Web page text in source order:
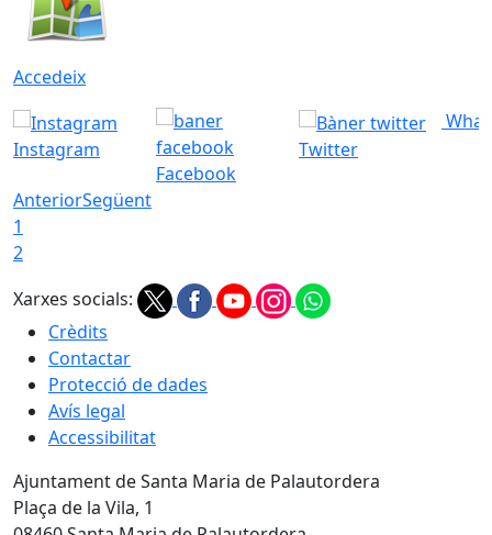
Accedeix
Instagram
Facebook
Twitter
AnteriorSegüent
1
2
Xarxes socials:
Crèdits
Contactar
Protecció de dades
Avís legal
Accessibilitat
Ajuntament de Santa Maria de Palautordera
Plaça de la Vila, 1